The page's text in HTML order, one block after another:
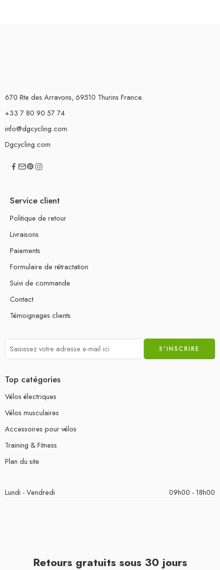
670 Rte des Arravons, 69510 Thurins France.
+33 7 80 90 57 74
info@dgcycling.com
Dgcycling.com
Service client
Politique de retour
Livraisons
Paiements
Formulaire de rétractation
Suivi de commande
Contact
Témoignages clients
Top catégories
Vélos électriques
Vélos musculaires
Accessoires pour vélos
Training & Fitness
Plan du site
Lundi - Vendredi 09h00 - 18h00
Retours gratuits sous 30 jours